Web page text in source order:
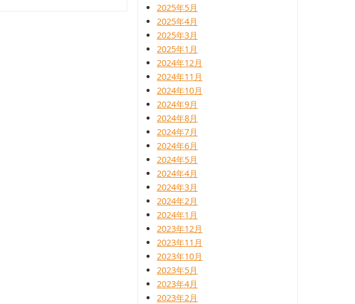
2025年5月
2025年4月
2025年3月
2025年1月
2024年12月
2024年11月
2024年10月
2024年9月
2024年8月
2024年7月
2024年6月
2024年5月
2024年4月
2024年3月
2024年2月
2024年1月
2023年12月
2023年11月
2023年10月
2023年5月
2023年4月
2023年2月